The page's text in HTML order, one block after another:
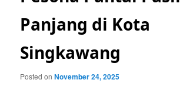
Panjang di Kota
Singkawang
Posted onNovember 24, 2025